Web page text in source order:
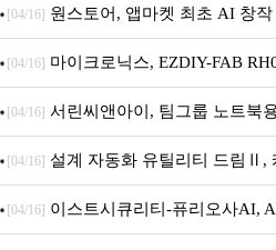
문 추가
[04/16] 원스토어, 앱마켓 최초 AI 창
[04/16] 마이크로닉스, EZDIY-FAB
시
[04/16] 서린씨앤아이, 팀그룹 노트북
5600MHz 16GB 출시
[04/16] 설계 자동화 유틸리티 드림Ⅱ,
무상 배포
[04/16] 이스트시큐리티-퓨리오사AI,